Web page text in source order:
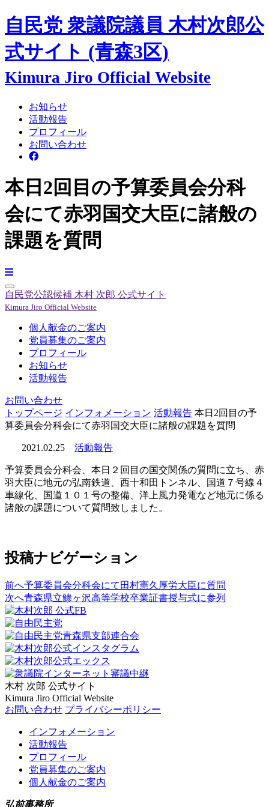
自民党 衆議院議員 木村次郎公
式サイト (青森3区)
Kimura Jiro Official Website
お知らせ
活動報告
プロフィール
お問い合わせ
本日2回目の予算委員会分科
会にて赤羽国交大臣に諸般の
課題を質問
自民党公認候補 木村 次郎 公式サイト
Kimura Jiro Official Website
個人献金のご案内
党員募集のご案内
プロフィール
お知らせ
活動報告
お問い合わせ
トップページ インフォメーション 活動報告 本日2回目の予
算委員会分科会にて赤羽国交大臣に諸般の課題を質問
2021.02.25 活動報告
予算委員会分科会、本日２回目の国交関係の質問に立ち、赤
羽大臣に地元の弘南鉄道、西十和田トンネル、国道７号線４
車線化、国道１０１号の整備、洋上風力発電など地元に係る
諸般の課題について質問致しました。
投稿ナビゲーション
前へ予算委員会分科会にて田村憲久厚労大臣に質問
次へ青森県立鯵ヶ沢高等学校卒業証書授与式に参列
木村 次郎 公式サイト
Kimura Jiro Official Website
お問い合わせ プライバシーポリシー
インフォメーション
活動報告
プロフィール
党員募集のご案内
個人献金のご案内
弘前事務所